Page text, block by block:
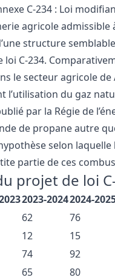
C-234 : Loi
agricole
structure
C-234.
le secteur agricole
l’utilisation du gaz
par la Régie de
de propane autre
selon
partie de ces
projet de loi
2023-20242024-
62 76
12 15
74 92
65 80